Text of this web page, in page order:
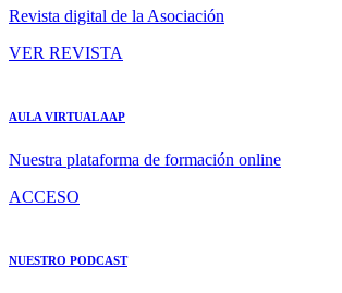
Revista digital de la Asociación
VER REVISTA
AULA VIRTUAL AAP
Nuestra plataforma de formación online
ACCESO
NUESTRO PODCAST